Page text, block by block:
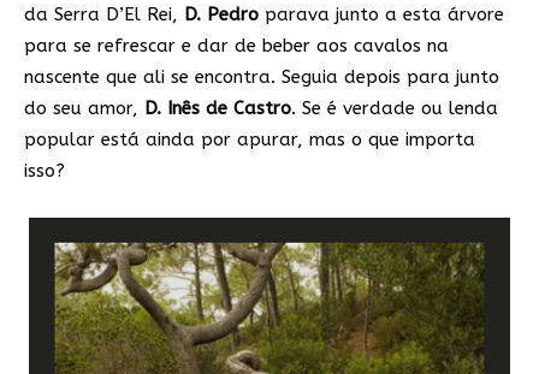
da Serra D’El Rei, D. Pedro parava junto a esta árvore
para se refrescar e dar de beber aos cavalos na
nascente que ali se encontra. Seguia depois para junto
do seu amor, D. Inês de Castro. Se é verdade ou lenda
popular está ainda por apurar, mas o que importa
isso?